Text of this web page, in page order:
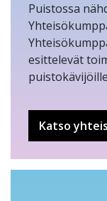
Puistossa
esittelevät
Katso